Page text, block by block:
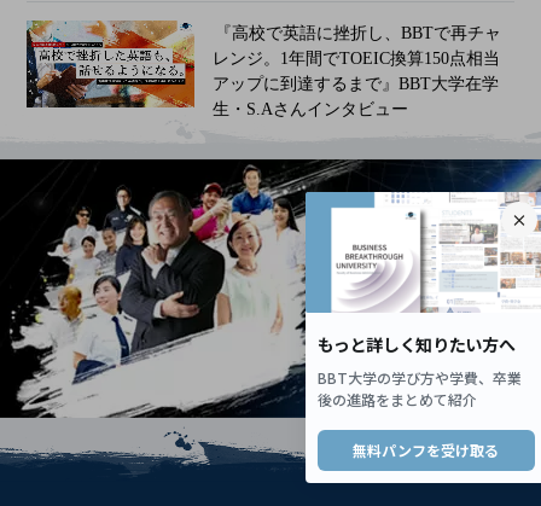
『高校で英語に挫折し、BBTで再チャ
レンジ。1年間でTOEIC換算150点相当
アップに到達するまで​』BBT大学在学
生・S.Aさんインタビュー